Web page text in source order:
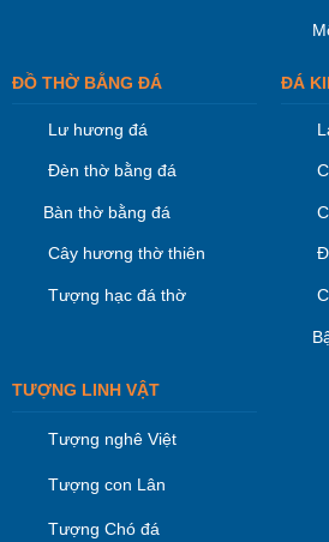
ĐỒ THỜ BẰNG ĐÁ
Lư hương đá
Đèn thờ bằng đá
Bàn thờ bằng đá
Cây hương thờ thiên
Tượng hạc đá thờ
ĐÁ
TƯỢNG LINH VẬT
Tượng nghê Việt
Tượng con Lân
Tượng Chó đá